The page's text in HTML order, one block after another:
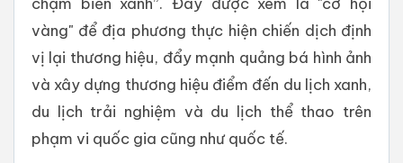
vàng" để địa phương thực hiện chiến dịch định
vị lại thương hiệu, đẩy mạnh quảng bá hình ảnh
và xây dựng thương hiệu điểm đến du lịch xanh,
du lịch trải nghiệm và du lịch thể thao trên
phạm vi quốc gia cũng như quốc tế.